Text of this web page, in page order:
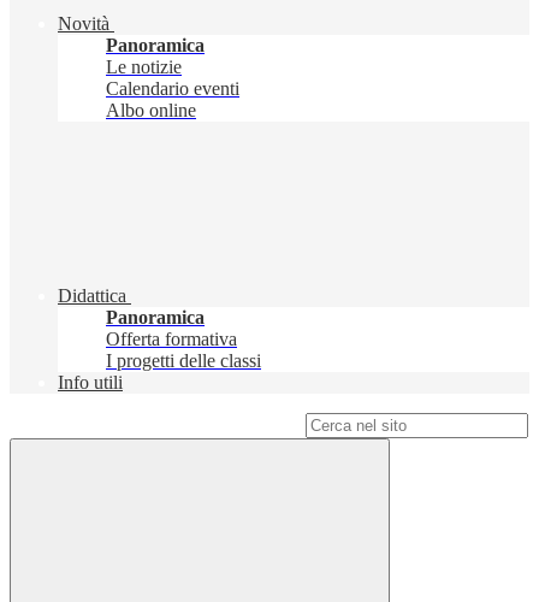
Novità
Panoramica
Le notizie
Calendario eventi
Albo online
Didattica
Panoramica
Offerta formativa
I progetti delle classi
Info utili